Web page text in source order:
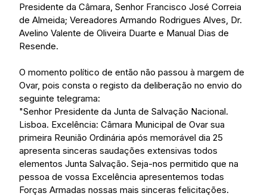
Presidente da Câmara, Senhor Francisco José Correia
de Almeida; Vereadores Armando Rodrigues Alves, Dr.
Avelino Valente de Oliveira Duarte e Manual Dias de
Resende.
O momento político de então não passou à margem de
Ovar, pois consta o registo da deliberação no envio do
seguinte telegrama:
"Senhor Presidente da Junta de Salvação Nacional.
Lisboa. Excelência: Câmara Municipal de Ovar sua
primeira Reunião Ordinária após memorável dia 25
apresenta sinceras saudações extensivas todos
elementos Junta Salvação. Seja-nos permitido que na
pessoa de vossa Excelência apresentemos todas
Forças Armadas nossas mais sinceras felicitações.